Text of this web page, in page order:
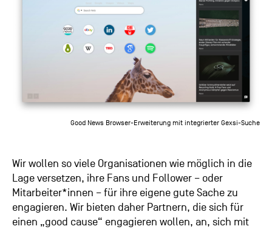
Good News Browser-Erweiterung mit integrierter Gexsi-Suche
Wir wollen so viele Organisationen wie möglich in die
Lage versetzen, ihre Fans und Follower – oder
Mitarbeiter*innen – für ihre eigene gute Sache zu
engagieren. Wir bieten daher Partnern, die sich für
einen „good cause“ engagieren wollen, an, sich mit